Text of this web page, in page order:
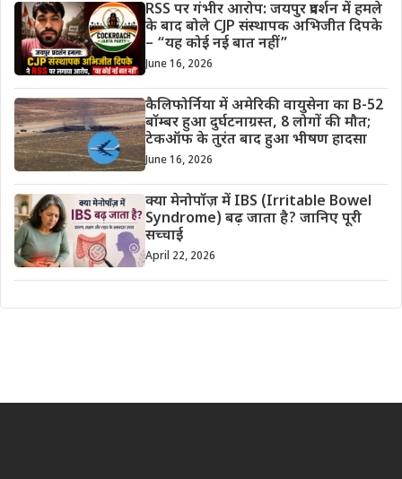
RSS पर गंभीर आरोप: जयपुर प्रदर्शन में हमले
के बाद बोले CJP संस्थापक अभिजीत दिपके
– “यह कोई नई बात नहीं”
June 16, 2026
कैलिफोर्निया में अमेरिकी वायुसेना का B-52
बॉम्बर हुआ दुर्घटनाग्रस्त, 8 लोगों की मौत;
टेकऑफ के तुरंत बाद हुआ भीषण हादसा
June 16, 2026
क्या मेनोपॉज़ में IBS (Irritable Bowel
Syndrome) बढ़ जाता है? जानिए पूरी
सच्चाई
April 22, 2026